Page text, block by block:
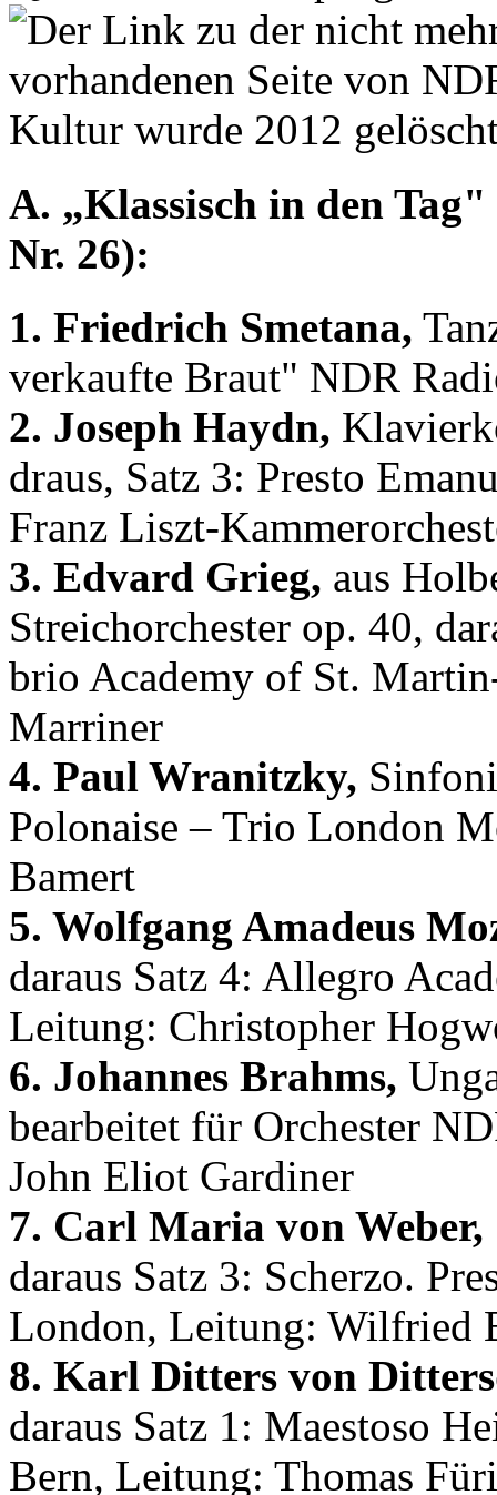
A. „Klassisch in den
Nr. 26):
1. Friedrich Smetana,
verkaufte Braut" NDR
2. Joseph Haydn,
draus, Satz 3: Presto
Franz Liszt-
3. Edvard Grieg, aus
Streichorchester op. 40,
brio Academy of St.
Marriner
4. Paul Wranitzky,
Polonaise – Trio London
Bamert
5. Wolfgang Amadeus
daraus Satz 4: Allegro
Leitung: Christopher
6. Johannes Brahms,
bearbeitet für Orchester
John Eliot Gardiner
7. Carl Maria von Weber,
daraus Satz 3: Scherzo.
London, Leitung: Wilfried
8. Karl Ditters von
daraus Satz 1: Maestoso
Bern, Leitung: Thomas Füri